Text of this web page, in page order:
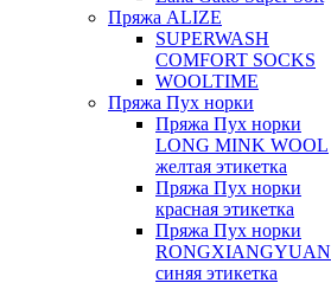
Пряжа ALIZE
SUPERWASH
COMFORT SOCKS
WOOLTIME
Пряжа Пух норки
Пряжа Пух норки
LONG MINK WOOL
желтая этикетка
Пряжа Пух норки
красная этикетка
Пряжа Пух норки
RONGXIANGYUAN
синяя этикетка